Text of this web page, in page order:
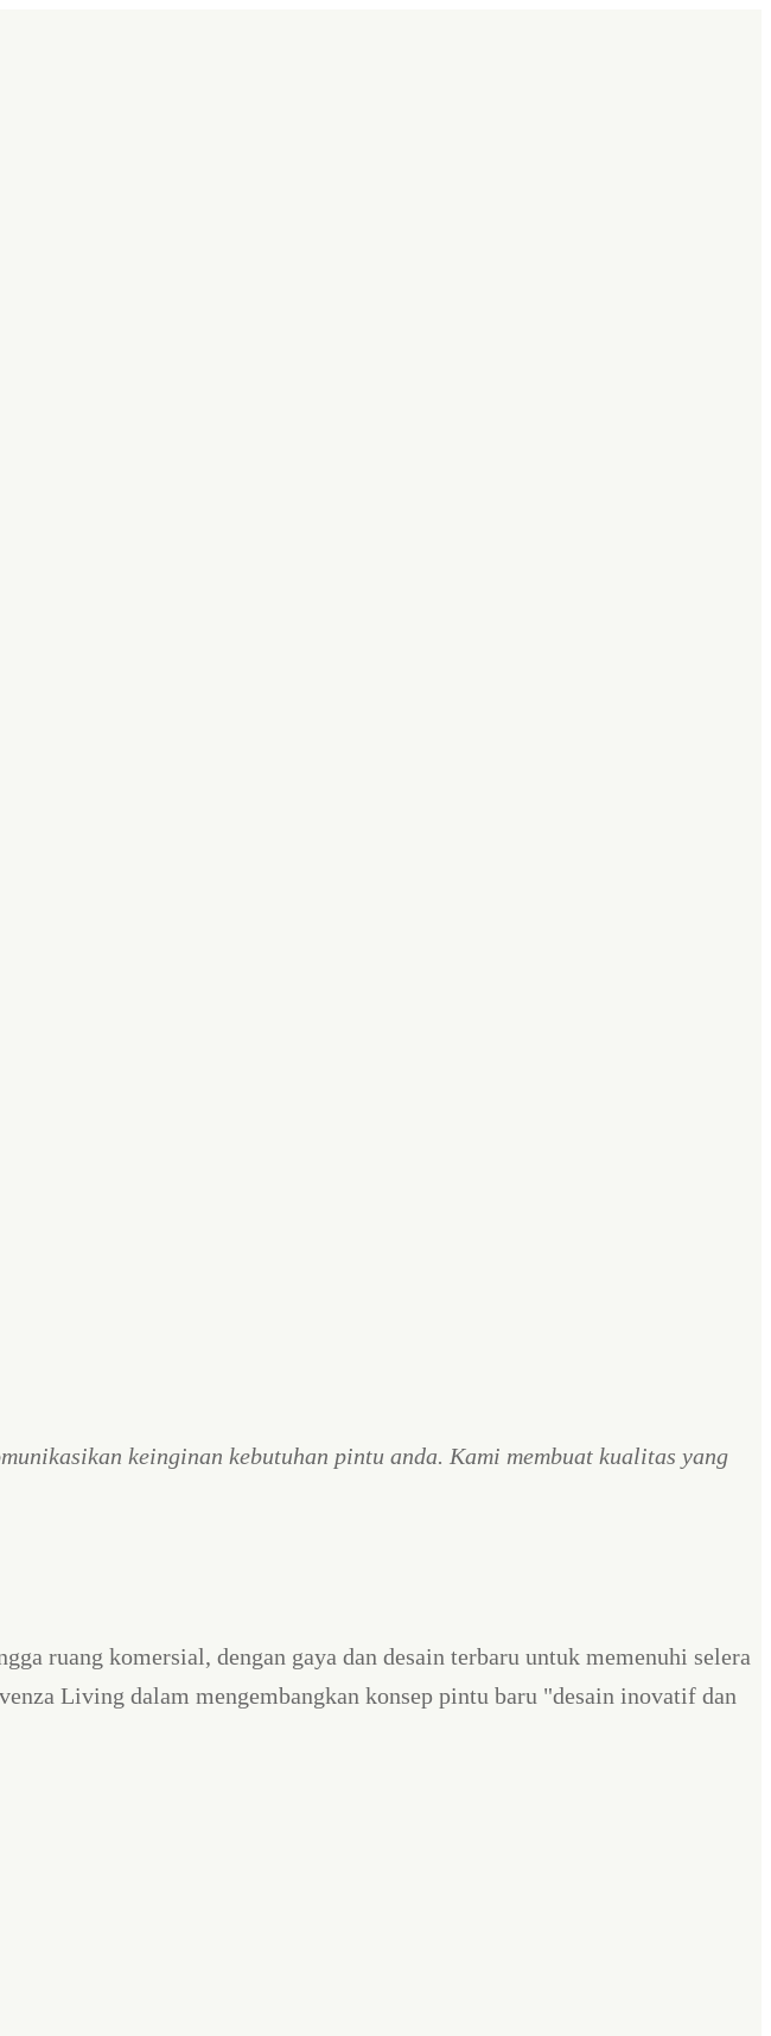
keinginan kebutuhan pintu anda. Kami membuat kualitas yang
ruang komersial, dengan gaya dan desain terbaru untuk memenuhi selera
Living dalam mengembangkan konsep pintu baru "desain inovatif dan